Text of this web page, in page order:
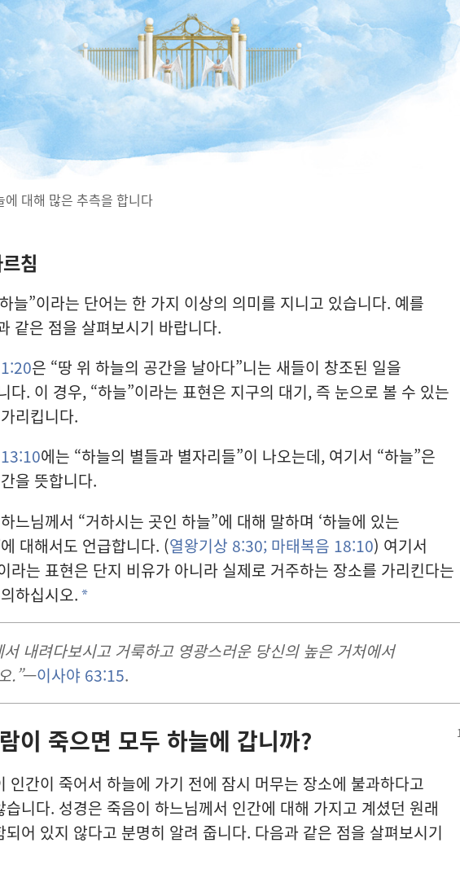
에 대해 많은 추측을 합니다
침
늘”이라는 단어는 한 가지 이상의 의미를 지니고 있습니다. 예를
같은 점을 살펴보시기 바랍니다.
은 “땅 위 하늘의 공간을 날아다”니는 새들이 창조된 일을
다. 이 경우, “하늘”이라는 표현은 지구의 대기, 즉 눈으로 볼 수 있는
리킵니다.
에는 “하늘의 별들과 별자리들”이 나오는데, 여기서 “하늘”은
을 뜻합니다.
느님께서 “거하시는 곳인 하늘”에 대해 말하며 ‘하늘에 있는
대해서도 언급합니다. (열왕기상 8:30;마태복음 18:10) 여기서
라는 표현은 단지 비유가 아니라 실제로 거주하는 장소를 가리킨다는
하십시오. a
서 내려다보시고 거룩하고 영광스러운 당신의 높은 거처에서
.”—이사야 63:15.
이 죽으면 모두 하늘에 갑니까?
인간이 죽어서 하늘에 가기 전에 잠시 머무는 장소에 불과하다고
습니다. 성경은 죽음이 하느님께서 인간에 대해 가지고 계셨던 원래
되어 있지 않다고 분명히 알려 줍니다. 다음과 같은 점을 살펴보시기